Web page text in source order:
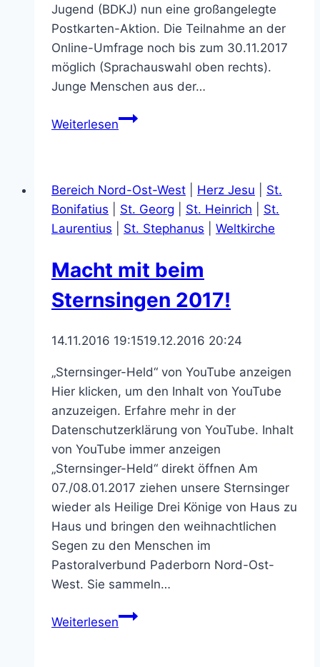
Jugend (BDKJ) nun eine großangelegte
Postkarten-Aktion. Die Teilnahme an der
Online-Umfrage noch bis zum 30.11.2017
möglich (Sprachauswahl oben rechts).
Junge Menschen aus der…
WeiterlesenTriff
der
Kneipe
Bereich Nord-Ost-West Herz Jesu
St.
Bonifatius
St. Georg St. Heinrich
St.
Laurentius
St. Stephanus Weltkirche
Macht mit beim
Sternsingen 2017!
14.11.2016 19:1519.12.2016 20:24
„Sternsinger-Held“ von YouTube anzeigen
Hier klicken, um den Inhalt von YouTube
anzuzeigen. Erfahre mehr in der
Datenschutzerklärung von YouTube. Inhalt
von YouTube immer anzeigen
„Sternsinger-Held“ direkt öffnen Am
07./08.01.2017 ziehen unsere Sternsinger
wieder als Heilige Drei Könige von Haus zu
Haus und bringen den weihnachtlichen
Segen zu den Menschen im
Pastoralverbund Paderborn Nord-Ost-
West. Sie sammeln…
WeiterlesenMacht